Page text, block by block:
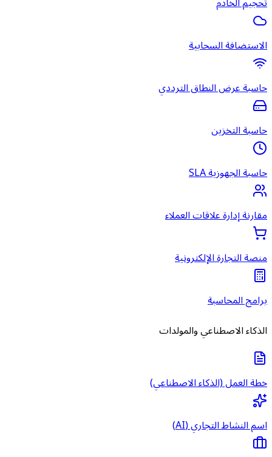
الاستضافة السحابية
حاسبة عرض النطاق الترددي
حاسبة التخزين
حاسبة الجهوزية SLA
مقارنة إدارة علاقات العملاء
منصة التجارة الإلكترونية
برامج المحاسبة
الذكاء الاصطناعي والمولدات
خطة العمل (الذكاء الاصطناعي)
اسم النشاط التجاري (AI)